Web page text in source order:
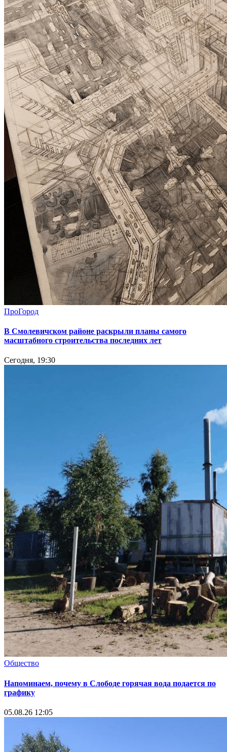
ПроГород
В Смолевичском районе раскрыли планы самого
масштабного строительства последних лет
Сегодня, 19:30
Общество
Напоминаем, почему в Слободе горячая вода подается по
графику
05.08.26 12:05